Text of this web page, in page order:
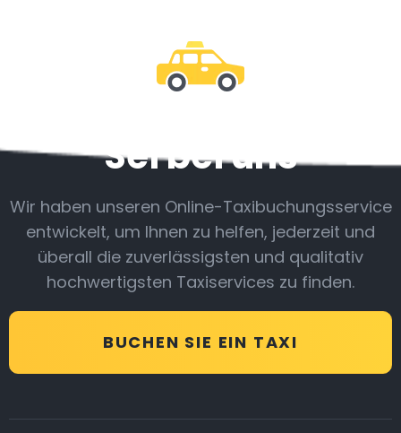
Sei bei uns
Wir haben unseren Online-Taxibuchungsservice
entwickelt, um Ihnen zu helfen, jederzeit und
überall die zuverlässigsten und qualitativ
hochwertigsten Taxiservices zu finden.
BUCHEN SIE EIN TAXI